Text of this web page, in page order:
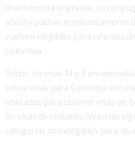
inversionista migrante, su
años) y padres económicamente
vuelven elegibles para una visa
Colombia.
Todas las visas M y R
sobre visas para Colombia son
utilizadas para obtener visas de
las visas de visitante (V) en las
categorías son elegibles para